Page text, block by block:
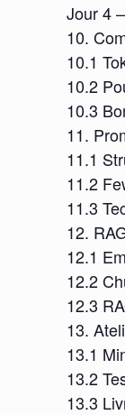
Jour 4
10.
10.1
10.2
10.3
11.
11.1
11.2
11.3
12.
12.1
12.2
12.3
13.
13.1
13.2
13.3